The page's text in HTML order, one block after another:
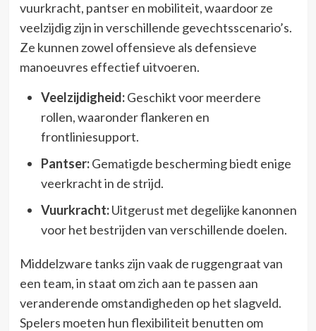
vuurkracht, pantser en mobiliteit, waardoor ze
veelzijdig zijn in verschillende gevechtsscenario’s.
Ze kunnen zowel offensieve als defensieve
manoeuvres effectief uitvoeren.
Veelzijdigheid:Geschikt voor meerdere
rollen, waaronder flankeren en
frontliniesupport.
Pantser:Gematigde bescherming biedt enige
veerkracht in de strijd.
Vuurkracht:Uitgerust met degelijke kanonnen
voor het bestrijden van verschillende doelen.
Middelzware tanks zijn vaak de ruggengraat van
een team, in staat om zich aan te passen aan
veranderende omstandigheden op het slagveld.
Spelers moeten hun flexibiliteit benutten om